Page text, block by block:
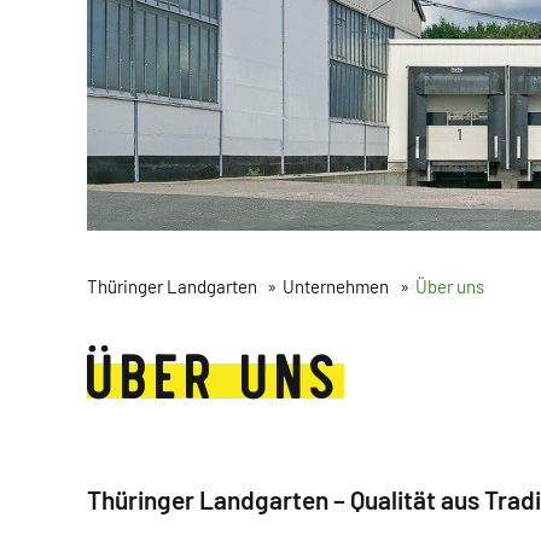
Thüringer Landgarten Unternehmen Über uns
ÜBER UNS
Thüringer Landgarten – Qualität aus